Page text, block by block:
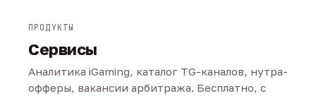
ПРОДУКТЫ
Сервисы
Аналитика iGaming, каталог TG-каналов, нутра-
офферы, вакансии арбитража. Бесплатно, с